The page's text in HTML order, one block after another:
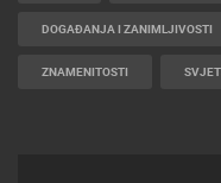
DOGAĐANJA I ZANIMLJIVOSTI
ZNAMENITOSTI